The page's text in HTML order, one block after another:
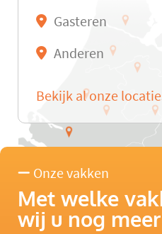
Gasteren
Anderen
Bekijk al onze
Onze vakken
Met welke
wij u nog